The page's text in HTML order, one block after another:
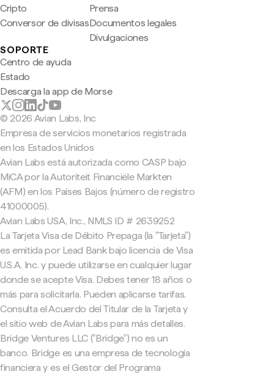
Cripto
Conversor de divisas
Prensa
Documentos legales
Divulgaciones
SOPORTE
Centro de ayuda
Estado
Descarga la app de Morse
© 2026 Avian Labs, Inc
Empresa de servicios monetarios registrada
en los Estados Unidos
Avian Labs está autorizada como CASP bajo
MiCA por la Autoriteit Financiële Markten
(AFM) en los Países Bajos (número de registro
41000005).
Avian Labs USA, Inc., NMLS ID # 2639252
La Tarjeta Visa de Débito Prepaga (la "Tarjeta")
es emitida por Lead Bank bajo licencia de Visa
U.S.A. Inc. y puede utilizarse en cualquier lugar
donde se acepte Visa. Debes tener 18 años o
más para solicitarla. Pueden aplicarse tarifas.
Consulta el Acuerdo del Titular de la Tarjeta y
el sitio web de Avian Labs para más detalles.
Bridge Ventures LLC ("Bridge") no es un
banco. Bridge es una empresa de tecnología
financiera y es el Gestor del Programa